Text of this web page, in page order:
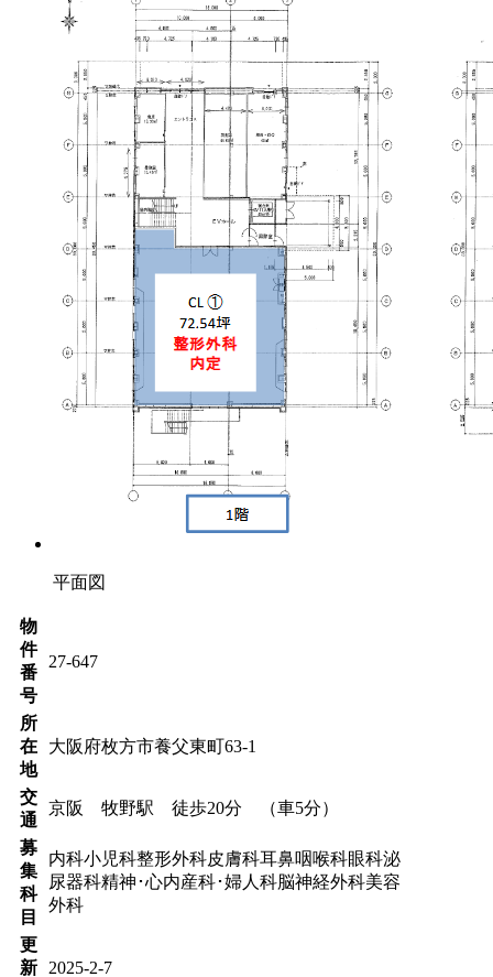
平面図
物
件
番
号
27-647
所
在
地
大阪府枚方市養父東町63-1
交
通
京阪 牧野駅 徒歩20分 （車5分）
募
集
科
目
内科小児科整形外科皮膚科耳鼻咽喉科眼科泌
尿器科精神･心内産科･婦人科脳神経外科美容
外科
更
新
2025-2-7